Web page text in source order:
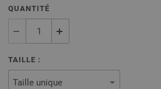
QUANTITÉ
TAILLE :